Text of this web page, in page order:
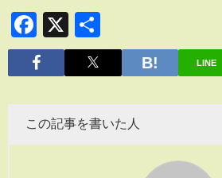
Facebook
X
有
LINE
この記事を書いた人